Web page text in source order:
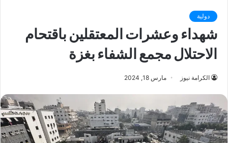
دولية
شهداء وعشرات المعتقلين باقتحام
الاحتلال مجمع الشفاء بغزة
الكرامة نيوز مارس 18, 2024